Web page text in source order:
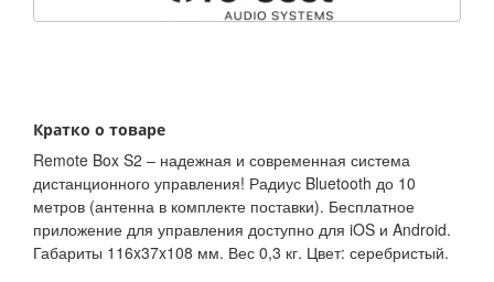
Кратко о товаре
Remote Box S2 – надежная и современная система
дистанционного управления! Радиус Bluetooth до 10
метров (антенна в комплекте поставки). Бесплатное
приложение для управления доступно для iOS и Android.
Габариты 116x37x108 мм. Вес 0,3 кг. Цвет: серебристый.